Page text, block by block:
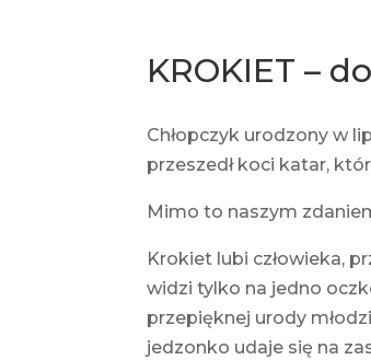
KROKIET –
Chłopczyk urodzony w
przeszedł koci katar,
Mimo to naszym
Krokiet lubi człowieka,
widzi tylko na jedno
przepięknej urody
jedzonko udaje się na